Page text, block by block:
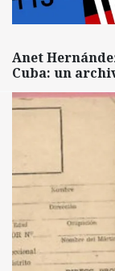
Anet
Cuba: un